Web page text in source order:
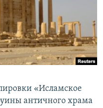
«Исламское
античного храма